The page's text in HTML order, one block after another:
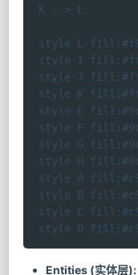
    K --> L
style L
style I
style J
style K
style E
style F
style G
style H
style A
style B
style C
style D
Entities (实体层):